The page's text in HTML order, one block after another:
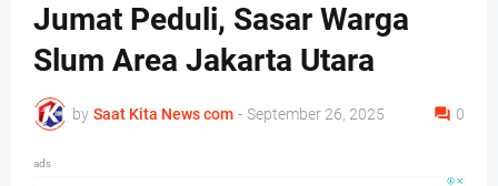
Jumat Peduli, Sasar Warga
Slum Area Jakarta Utara
by Saat Kita News com - September 26, 2025 0
ads